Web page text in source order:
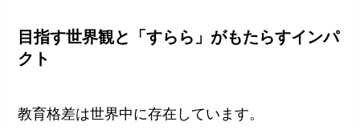
目指す世界観と「すらら」がもたらすインパ
クト
教育格差は世界中に存在しています。